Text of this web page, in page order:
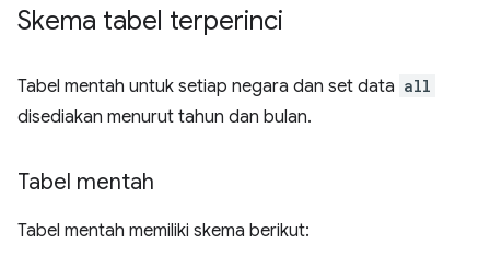
Skema tabel terperinci
Tabel mentah untuk setiap negara dan set data all
disediakan menurut tahun dan bulan.
Tabel mentah
Tabel mentah memiliki skema berikut: